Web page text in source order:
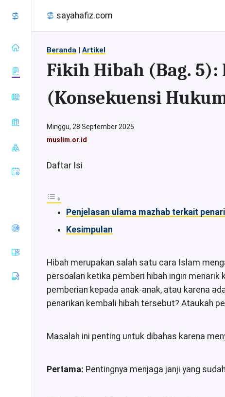
sayahafiz.com
almanhaj.or.id
konsultasisyariah.com
radiorodja.com
Sunan Ibnu
Beranda | Artikel
Fikih Hibah (Bag.
(Konsekuensi
Minggu, 28 September 2025
muslim.or.id
Daftar Isi
Penjelasan ulama mazhab terkait
Kesimpulan
Hibah merupakan salah satu cara Islam
persoalan ketika pemberi hibah ingin
pemberian kepada anak-anak, atau karena
penarikan kembali hibah tersebut? Ataukah
Masalah ini penting untuk dibahas karena
Pertama: Pentingnya menjaga janji yang